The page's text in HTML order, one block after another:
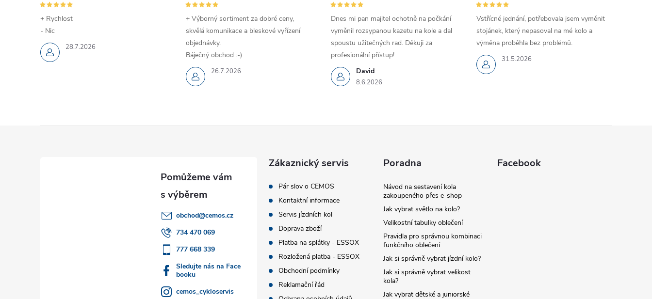
28.7.2026
+ Rychlost
- Nic
26.7.2026
+ Výborný sortiment za dobré ceny,
skvělá komunikace a bleskové vyřízení
objednávky.
Báječný obchod :-)
David
8.6.2026
Dnes mi pan majitel ochotně na počkání
vyměnil rozsypanou kazetu na kole a dal
spoustu užitečných rad. Děkuji za
profesionální přístup!
31.5.2026
Vstřícné jednání, potřebovala jsem vyměnit
stojánek, který nepasoval na mé kolo a
výměna proběhla bez problémů.
obchod@cemos.cz
734 470 069
777 668 339
Sledujte nás na Face
booku
cemos_cykloservis
Zákaznický servis
Pár slov o CEMOS
Kontaktní informace
Servis jízdních kol
Doprava zboží
Platba na splátky - ESSOX
Rozložená platba - ESSOX
Obchodní podmínky
Reklamační řád
Poradna
Návod na sestavení kola
zakoupeného přes e-shop
Jak vybrat světlo na kolo?
Velikostní tabulky oblečení
Pravidla pro správnou kombinaci
funkčního oblečení
Jak si správně vybrat jízdní kolo?
Jak si správně vybrat velikost
kola?
Jak vybrat dětské a juniorské
Facebook